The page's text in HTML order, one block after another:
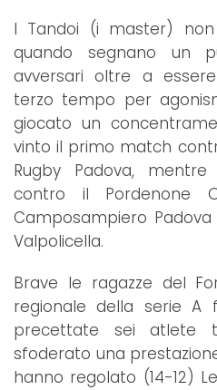
I Tandoi (i master)
quando segnano un
avversari oltre a
terzo tempo per
giocato un
vinto il primo match
Rugby Padova,
contro il Pordenone
Camposampiero
Valpolicella.
Brave le ragazze del
regionale della serie A
precettate sei atlete
sfoderato una
hanno regolato (14-12)